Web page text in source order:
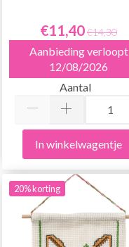
€11,40€14,30
Aanbieding verloopt
12/08/2026
Aantal
In winkelwagentje
20% korting